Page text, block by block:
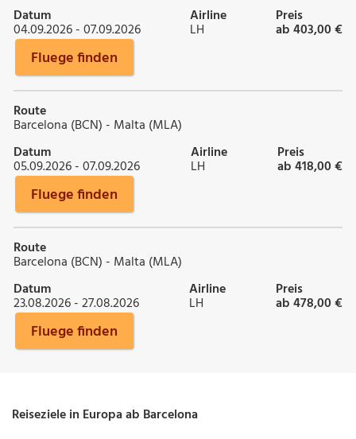
Datum
04.09.2026 - 07.09.2026
Airline
LH
Preis
ab 403,00 €
Fluege finden
Route
Barcelona (BCN) - Malta (MLA)
Datum
05.09.2026 - 07.09.2026
Airline
LH
Preis
ab 418,00 €
Fluege finden
Route
Barcelona (BCN) - Malta (MLA)
Datum
23.08.2026 - 27.08.2026
Airline
LH
Preis
ab 478,00 €
Fluege finden
Reiseziele in Europa ab Barcelona